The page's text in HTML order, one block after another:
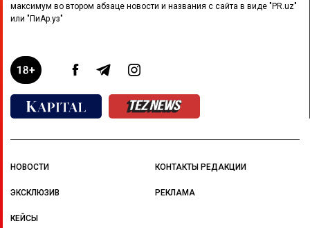
максимум во втором абзаце новости и названия с сайта в виде "PR.uz"
или "ПиАр.уз"
НОВОСТИ
ЭКСКЛЮЗИВ
КЕЙСЫ
КОНТАКТЫ РЕДАКЦИИ
РЕКЛАМА